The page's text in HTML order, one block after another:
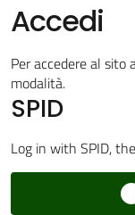
Servizi
Menu
Vivere
Accedi
Per accedere al sito
modalità.
SPID
Log in with SPID,